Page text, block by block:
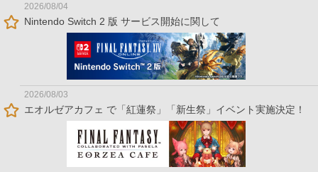
2026/08/04
Nintendo Switch 2 版 サービス開始に関して
2026/08/03
エオルゼアカフェ で「紅蓮祭」「新生祭」イベント実施決定！